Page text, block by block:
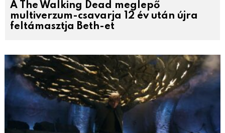
A The Walking Dead meglepő
multiverzum-csavarja 12 év után újra
feltámasztja Beth-et